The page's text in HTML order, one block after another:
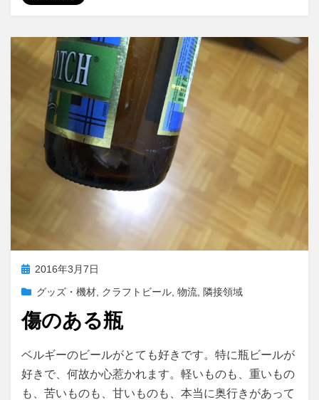
b
od
a有
投 2016年3月7日
グッズ・機材 クラフトビール 物流 隣接領域
傷のある瓶
投稿者 master
ベルギーのビールがとても好きです。特に瓶ビールが
好きで、何故か心惹かれます。軽いものも、重いもの
も、苦いものも、甘いものも、本当に奥行きがあって